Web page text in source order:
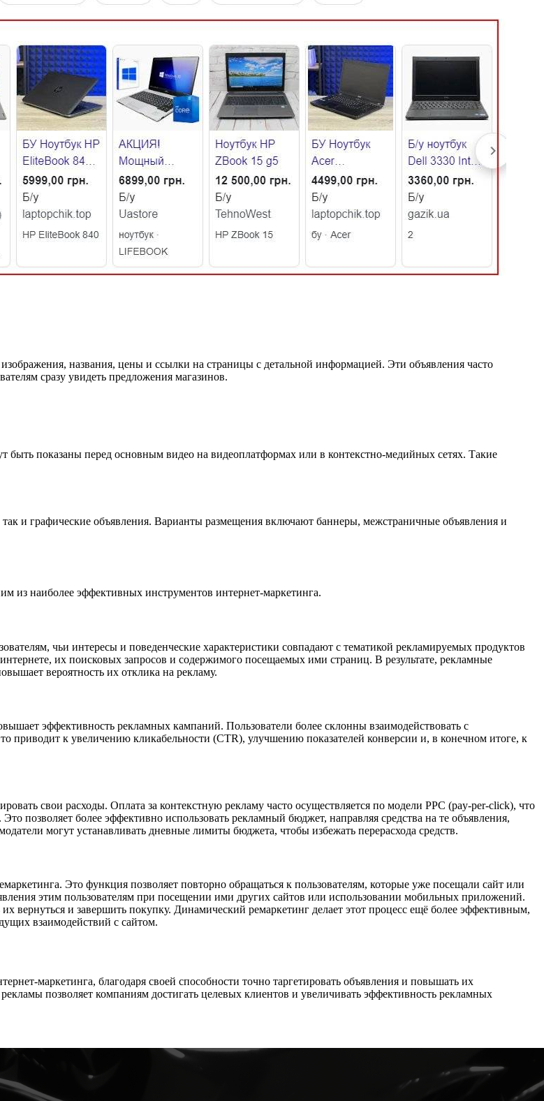
названия, цены и ссылки на страницы с детальной информацией. Эти объявления часто
сразу увидеть предложения магазинов.
показаны перед основным видео на видеоплатформах или в контекстно-медийных сетях. Такие
и графические объявления. Варианты размещения включают баннеры, межстраничные объявления и
из наиболее эффективных инструментов интернет-маркетинга.
чьи интересы и поведенческие характеристики совпадают с тематикой рекламируемых продуктов
их поисковых запросов и содержимого посещаемых ими страниц. В результате, рекламные
вероятность их отклика на рекламу.
эффективность рекламных кампаний. Пользователи более склонны взаимодействовать с
приводит к увеличению кликабельности (CTR), улучшению показателей конверсии и, в конечном итоге, к
свои расходы. Оплата за контекстную рекламу часто осуществляется по модели PPC (pay-per-click), что
позволяет более эффективно использовать рекламный бюджет, направляя средства на те объявления,
могут устанавливать дневные лимиты бюджета, чтобы избежать перерасхода средств.
Это функция позволяет повторно обращаться к пользователям, которые уже посещали сайт или
этим пользователям при посещении ими других сайтов или использовании мобильных приложений.
вернуться и завершить покупку. Динамический ремаркетинг делает этот процесс ещё более эффективным,
взаимодействий с сайтом.
маркетинга, благодаря своей способности точно таргетировать объявления и повышать их
позволяет компаниям достигать целевых клиентов и увеличивать эффективность рекламных